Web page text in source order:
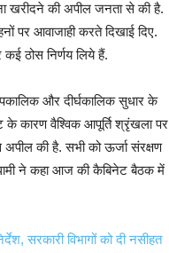
खरीदने की अपील जनता से की है.
पर आवाजाही करते दिखाई दिए.
ठोस निर्णय लिये हैं.
और दीर्घकालिक सुधार के
के कारण वैश्विक आपूर्ति श्रृंखला पर
अपील की है. सभी को ऊर्जा संरक्षण
धामी ने कहा आज की कैबिनेट बैठक में
सरकारी विभागों को दी नसीहत